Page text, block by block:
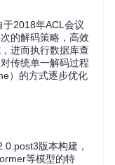
于2018年ACL会议
的解码策略，高效
进而执行数据库查
传统单一解码过程
）的方式逐步优化
版本构建，
等模型的特